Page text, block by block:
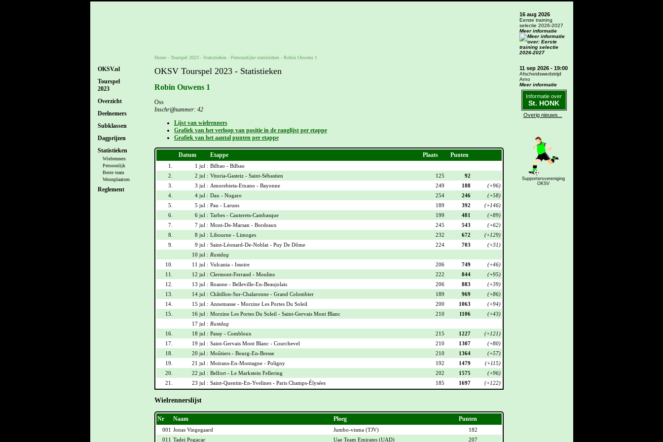
OKSV.nl
Tourspel
2023
Overzicht
Deelnemers
Subklassen
Dagprijzen
Statistieken
Wielrenners
Persoonlijk
Beste team
Woonplaatsen
Reglement
Home- Tourspel 2023- Statistieken - Persoonlijke statistieken- Robin Ouwens 1
OKSV Tourspel 2023 - Statistieken
Robin Ouwens 1
Oss
Inschrijfnummer: 42
Lijst van wielrenners
Grafiek van het verloop van positie in de ranglijst per etappe
Grafiek van het aantal punten per etappe
Datum Etappe Plaats Punten
1. 1 jul : Bilbao - Bilbao
2.
2 jul : Vitoria-Gasteiz - Saint-Sébastien 125
92
3.
3 jul : Amorebieta-Etxano - Bayonne 249 188
(+96)
4.
4 jul : Dax - Nogaro 254 246
(+58)
5.
5 jul : Pau - Laruns 189 392
(+146)
6.
6 jul : Tarbes - Cauterets-Cambasque 199 481
(+89)
7.
7 jul : Mont-De-Marsan - Bordeaux 245 543
(+62)
8.
8 jul : Libourne - Limoges 232 672
(+129)
9.
9 jul : Saint-Léonard-De-Noblat - Puy De Dôme 224 703
(+31)
10 jul : Rustdag
10.
11 jul : Vulcania - Issoire 206 749
(+46)
11.
12 jul : Clermont-Ferrand - Moulins 222 844
(+95)
12.
13 jul : Roanne - Belleville-En-Beaujolais 206 883
(+39)
13.
14 jul : Châtillon-Sur-Chalaronne - Grand Colombier 189 969
(+86)
14.
15 jul : Annemasse - Morzine Les Portes Du Soleil 200 1063
(+94)
15.
16 jul : Morzine Les Portes Du Soleil - Saint-Gervais Mont Blanc 210 1106
(+43)
17 jul : Rustdag
16.
18 jul : Passy - Combloux 215 1227
(+121)
17.
19 jul : Saint-Gervais Mont Blanc - Courchevel 210 1307
(+80)
18.
20 jul : Moûtiers - Bourg-En-Bresse 210 1364
(+57)
19.
21 jul : Moirans-En-Montagne - Poligny 192 1479
(+115)
20.
22 jul : Belfort - Le Markstein Fellering 202 1575
(+96)
21.
23 jul : Saint-Quentin-En-Yvelines - Paris Champs-Élysées 185 1697 (+122)
Wielrennerslijst
Nr Naam Ploeg Punten
001 Jonas Vingegaard Jumbo-visma (TJV)
182
011 Tadej Pogacar Uae Team Emirates (UAD) 207
16 aug 2026
Eerste training
selectie 2026-2027
Meer informatie
11 sep 2026 - 19:00
Afscheidswedstrijd
Arno
Meer informatie
Informatie over
St. HONK
Overig nieuws...
Supportersvereniging
OKSV